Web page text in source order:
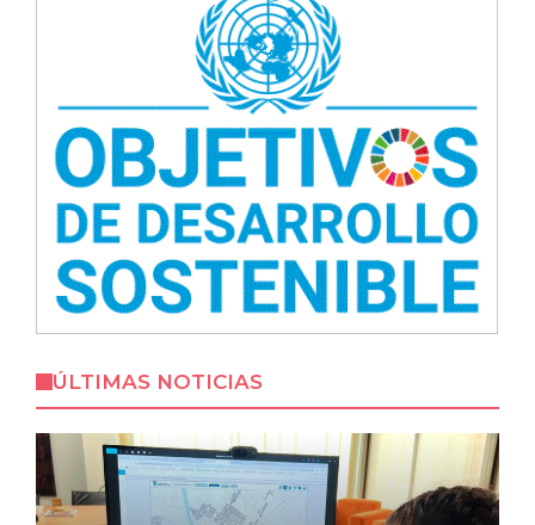
ÚLTIMAS NOTICIAS